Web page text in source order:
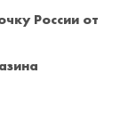
России от